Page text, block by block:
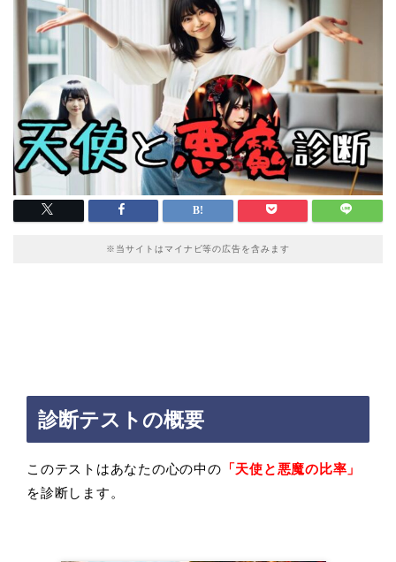
※当サイトはマイナビ等の広告を含みます
診断テストの概要
このテストはあなたの心の中の 「天使と悪魔の比率」
を診断します。